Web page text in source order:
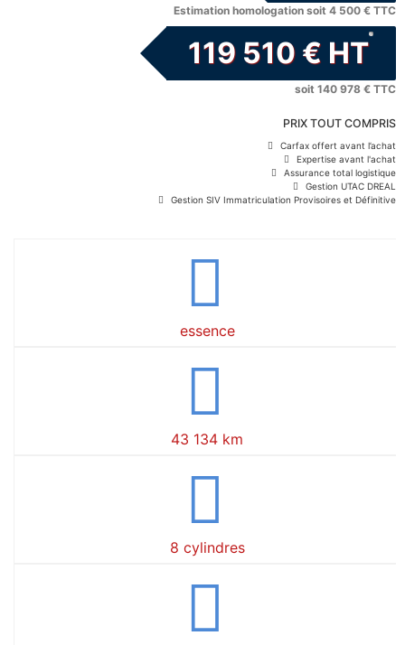
Estimation homologation soit 4 500 € TTC
119 510 € HT
soit 140 978 € TTC
PRIX TOUT COMPRIS
Carfax offert avant l’achat
Expertise avant l'achat
Assurance total logistique
Gestion UTAC DREAL
Gestion SIV Immatriculation Provisoires et Définitive
essence
43 134 km
8 cylindres